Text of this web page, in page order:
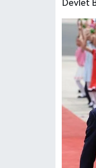
Devlet